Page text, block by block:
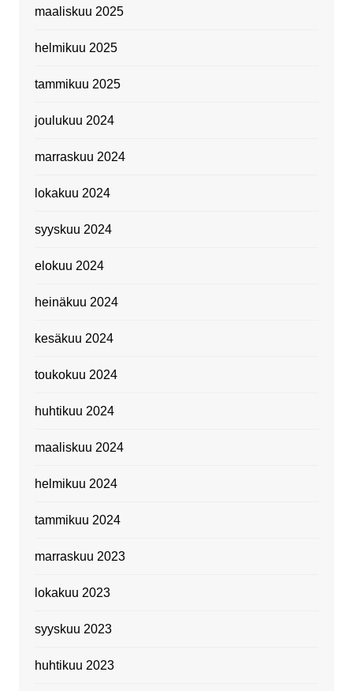
maaliskuu 2025
helmikuu 2025
tammikuu 2025
joulukuu 2024
marraskuu 2024
lokakuu 2024
syyskuu 2024
elokuu 2024
heinäkuu 2024
kesäkuu 2024
toukokuu 2024
huhtikuu 2024
maaliskuu 2024
helmikuu 2024
tammikuu 2024
marraskuu 2023
lokakuu 2023
syyskuu 2023
huhtikuu 2023